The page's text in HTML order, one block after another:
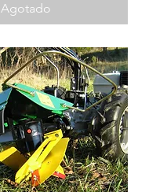
Agotado